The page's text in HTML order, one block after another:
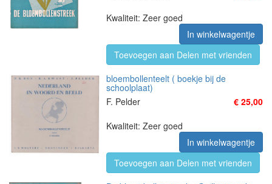
Kwaliteit: Zeer goed
In winkelwagentje
Toevoegen aan Delen met vrienden
bloembollenteelt ( boekje bij de
schoolplaat)
F. Pelder
€ 25,00
Kwaliteit: Zeer goed
In winkelwagentje
Toevoegen aan Delen met vrienden